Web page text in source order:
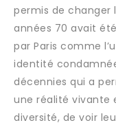
permis de changer
années 70 avait
par Paris comme
identité
décennies qui a
une réalité vivante
diversité, de voir